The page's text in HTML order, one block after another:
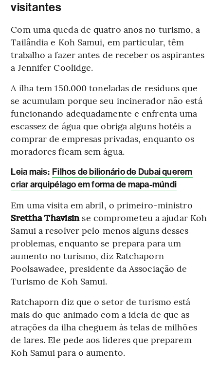
visitantes
Com uma queda de quatro anos no turismo, a
Tailândia e Koh Samui, em particular, têm
trabalho a fazer antes de receber os aspirantes
a Jennifer Coolidge.
A ilha tem 150.000 toneladas de resíduos que
se acumulam porque seu incinerador não está
funcionando adequadamente e enfrenta uma
escassez de água que obriga alguns hotéis a
comprar de empresas privadas, enquanto os
moradores ficam sem água.
Leia mais: Filhos de bilionário de Dubai querem
criar arquipélago em forma de mapa-múndi
Em uma visita em abril, o primeiro-ministro
Srettha Thavisin se comprometeu a ajudar Koh
Samui a resolver pelo menos alguns desses
problemas, enquanto se prepara para um
aumento no turismo, diz Ratchaporn
Poolsawadee, presidente da Associação de
Turismo de Koh Samui.
Ratchaporn diz que o setor de turismo está
mais do que animado com a ideia de que as
atrações da ilha cheguem às telas de milhões
de lares. Ele pede aos líderes que preparem
Koh Samui para o aumento.